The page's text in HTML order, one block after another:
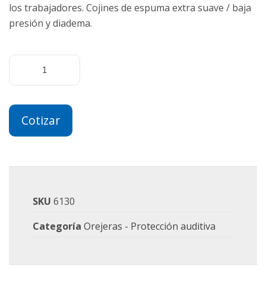
los trabajadores. Cojines de espuma extra suave / baja
presión y diadema.
Cotizar
SKU 6130
Categoría Orejeras - Protección auditiva